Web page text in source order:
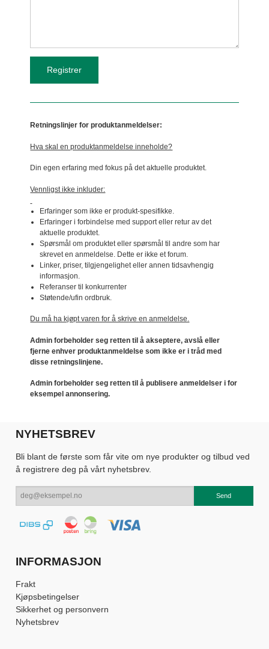
Retningslinjer for produktanmeldelser:
Hva skal en produktanmeldelse inneholde?
Din egen erfaring med fokus på det aktuelle produktet.
Vennligst ikke inkluder:
Erfaringer som ikke er produkt-spesifikke.
Erfaringer i forbindelse med support eller retur av det
aktuelle produktet.
Spørsmål om produktet eller spørsmål til andre som har
skrevet en anmeldelse. Dette er ikke et forum.
Linker, priser, tilgjengelighet eller annen tidsavhengig
informasjon.
Referanser til konkurrenter
Støtende/ufin ordbruk.
Du må ha kjøpt varen for å skrive en anmeldelse.
Admin forbeholder seg retten til å akseptere, avslå eller
fjerne enhver produktanmeldelse som ikke er i tråd med
disse retningslinjene.
Admin forbeholder seg retten til å publisere anmeldelser i for
eksempel annonsering.
NYHETSBREV
Bli blant de første som får vite om nye produkter og tilbud ved
å registrere deg på vårt nyhetsbrev.
INFORMASJON
Frakt
Kjøpsbetingelser
Sikkerhet og personvern
Nyhetsbrev